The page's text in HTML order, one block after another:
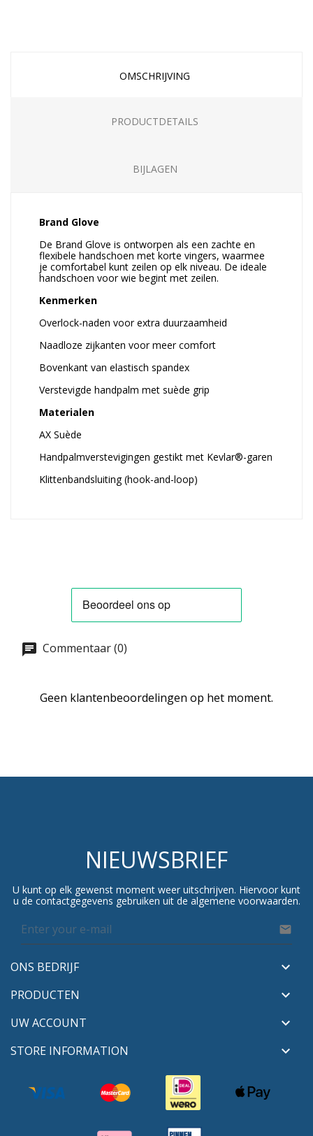
OMSCHRIJVING
PRODUCTDETAILS
BIJLAGEN
Brand Glove
De Brand Glove is ontworpen als een zachte en
flexibele handschoen met korte vingers, waarmee
je comfortabel kunt zeilen op elk niveau. De ideale
handschoen voor wie begint met zeilen.
Kenmerken
Overlock-naden voor extra duurzaamheid
Naadloze zijkanten voor meer comfort
Bovenkant van elastisch spandex
Verstevigde handpalm met suède grip
Materialen
AX Suède
Handpalmverstevigingen gestikt met Kevlar®-garen
Klittenbandsluiting (hook-and-loop)
Commentaar (0)
Geen klantenbeoordelingen op het moment.
NIEUWSBRIEF
U kunt op elk gewenst moment weer uitschrijven. Hiervoor kunt
u de contactgegevens gebruiken uit de algemene voorwaarden.

ONS BEDRIJF 
PRODUCTEN 
UW ACCOUNT 
STORE INFORMATION 